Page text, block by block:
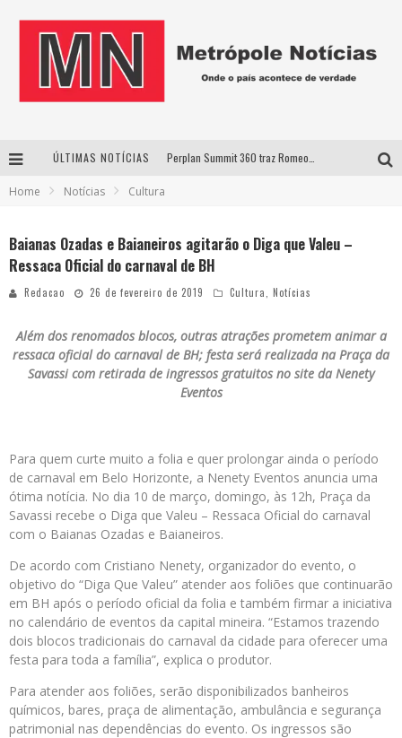
ÚLTIMAS NOTÍCIAS
Home Notícias Cultura
Baianas Ozadas e Baianeiros agitarão o Diga que Valeu –
Ressaca Oficial do carnaval de BH
Redacao 26 de fevereiro de 2019 Cultura Notícias
Além dos renomados blocos, outras atrações prometem animar a
ressaca oficial do carnaval de BH; festa será realizada na Praça da
Savassi com retirada de ingressos gratuitos no site da Nenety
Eventos
Para quem curte muito a folia e quer prolongar ainda o período
de carnaval em Belo Horizonte, a Nenety Eventos anuncia uma
ótima notícia. No dia 10 de março, domingo, às 12h, Praça da
Savassi recebe o Diga que Valeu – Ressaca Oficial do carnaval
com o Baianas Ozadas e Baianeiros.
De acordo com Cristiano Nenety, organizador do evento, o
objetivo do “Diga Que Valeu” atender aos foliões que continuarão
em BH após o período oficial da folia e também firmar a iniciativa
no calendário de eventos da capital mineira. “Estamos trazendo
dois blocos tradicionais do carnaval da cidade para oferecer uma
festa para toda a família”, explica o produtor.
Para atender aos foliões, serão disponibilizados banheiros
químicos, bares, praça de alimentação, ambulância e segurança
patrimonial nas dependências do evento. Os ingressos são